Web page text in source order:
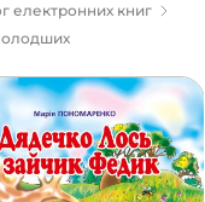
література (1015)
та посібники (527)
словники (55)
електронних книг